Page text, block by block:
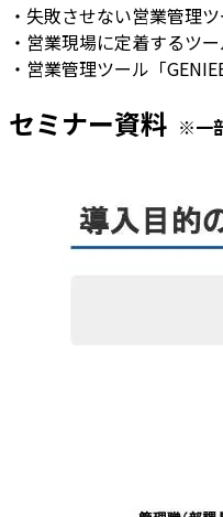
・失敗させない営業管理
・営業現場に定着するツ
・営業管理ツール「
セミナー資料 ※一